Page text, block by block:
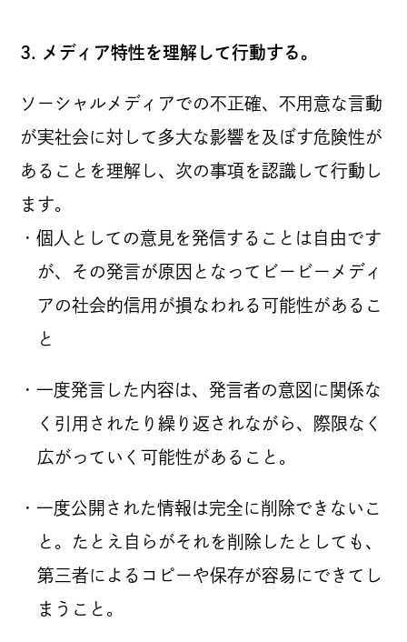
3. メディア特性を理解して行動する。
ソーシャルメディアでの不正確、不用意な言動
が実社会に対して多大な影響を及ぼす危険性が
あることを理解し、次の事項を認識して行動し
ます。
・個人としての意見を発信することは自由です
が、その発言が原因となってビービーメディ
アの社会的信用が損なわれる可能性があるこ
と
・一度発言した内容は、発言者の意図に関係な
く引用されたり繰り返されながら、際限なく
広がっていく可能性があること。
・一度公開された情報は完全に削除できないこ
と。たとえ自らがそれを削除したとしても、
第三者によるコピーや保存が容易にできてし
まうこと。